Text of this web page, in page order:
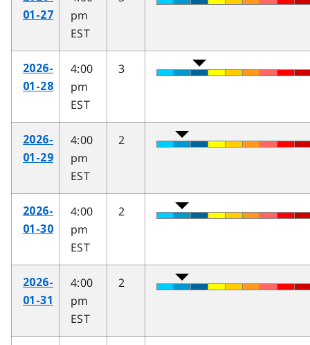
01-27
pm
EST
2026-
01-28
4:00
pm
EST
3
2026-
01-29
4:00
pm
EST
2
2026-
01-30
4:00
pm
EST
2
2026-
01-31
4:00
pm
EST
2